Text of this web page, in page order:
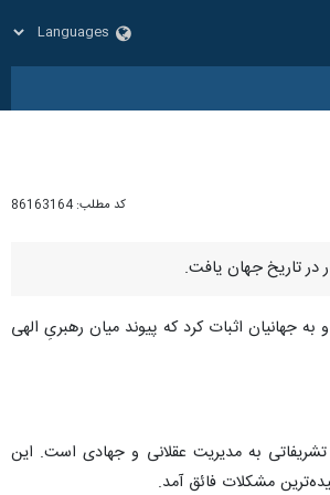
کد مطلب: 86163164
در تاریخ جهان یافت.
به نفع حقانیت ایران تغییر داد و به جهانیان اثبات کرد که پیوند میان رهبریِ الهی
به مدیریت عقلانی و جهادی است. این
مشکلات فائق آمد.